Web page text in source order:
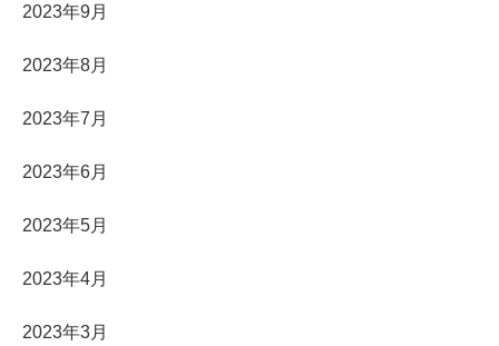
2023年9月
2023年8月
2023年7月
2023年6月
2023年5月
2023年4月
2023年3月